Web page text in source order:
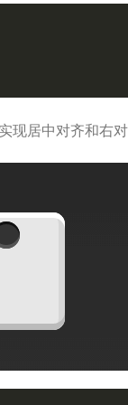
现居中对齐和右